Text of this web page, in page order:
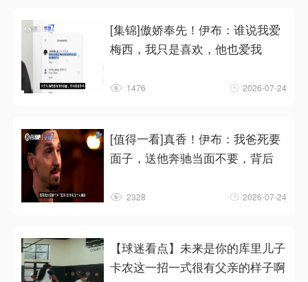
[集锦]傲娇奉先！伊布：谁说我爱
梅西，我只是喜欢，他也爱我
1476 2026-07-24
[值得一看]真香！伊布：我爸死要
面子，送他奔驰当面不要，背后
2328 2026-07-24
【球迷看点】未来是你的库里儿子
卡农这一招一式很有父亲的样子啊